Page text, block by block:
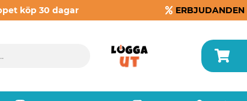
köp 30 dagar ERBJUDANDEN